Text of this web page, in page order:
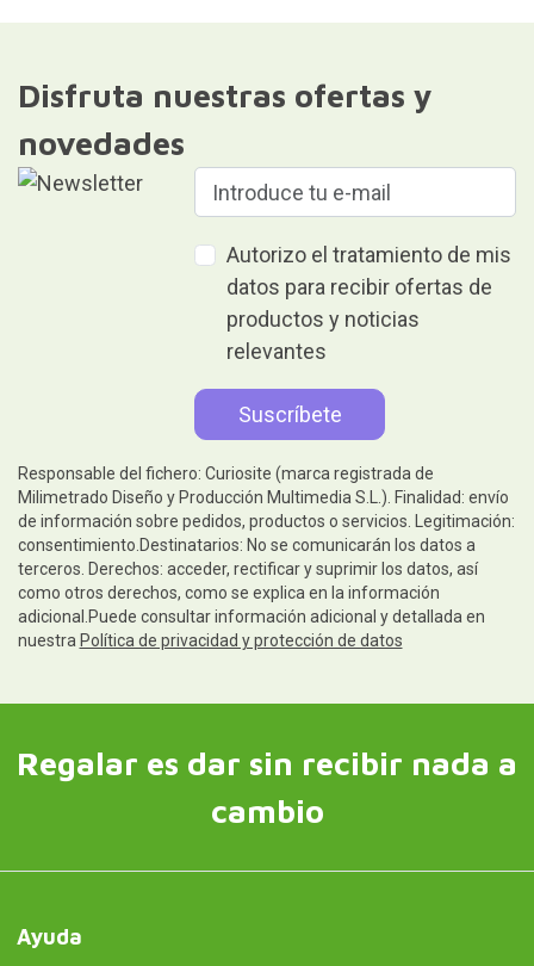
Disfruta nuestras ofertas y
novedades
Autorizo el tratamiento de mis
datos para recibir ofertas de
productos y noticias
relevantes
Responsable del fichero: Curiosite (marca registrada de
Milimetrado Diseño y Producción Multimedia S.L.). Finalidad: envío
de información sobre pedidos, productos o servicios. Legitimación:
consentimiento.Destinatarios: No se comunicarán los datos a
terceros. Derechos: acceder, rectificar y suprimir los datos, así
como otros derechos, como se explica en la información
adicional.Puede consultar información adicional y detallada en
nuestra Política de privacidad y protección de datos
Regalar es dar sin recibir nada a
cambio
Ayuda